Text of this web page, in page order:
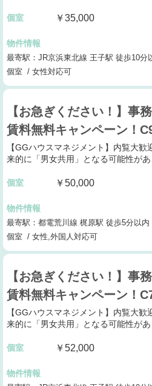
個室 ￥35,000
物件情報
最寄駅：JR京浜東北線 王子駅 徒歩10分
個室 / 女性対応可
【お急ぎください！】事
賃料無料キャンペーン！
【GGハウスマネジメント】内覧大
来的に「男女共用」となる可能性があ
個室 ￥50,000
物件情報
最寄駅：都電荒川線 梶原駅 徒歩5分以内
個室 / 女性,外国人対応可
【お急ぎください！】事
賃料無料キャンペーン！
【GGハウスマネジメント】内覧大
来的に「男女共用」となる可能性があ
個室 ￥52,000
物件情報